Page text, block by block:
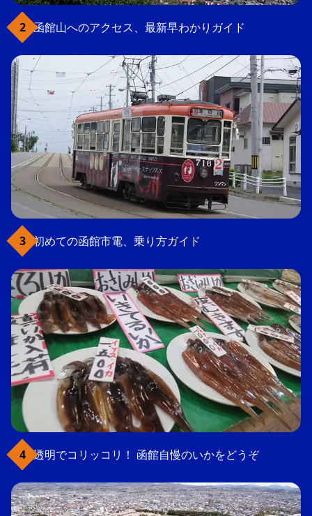
函館山へのアクセス、最新早わかりガイド
初めての函館市電、乗り方ガイド
透明でコリッコリ！ 函館自慢のいかをどうぞ